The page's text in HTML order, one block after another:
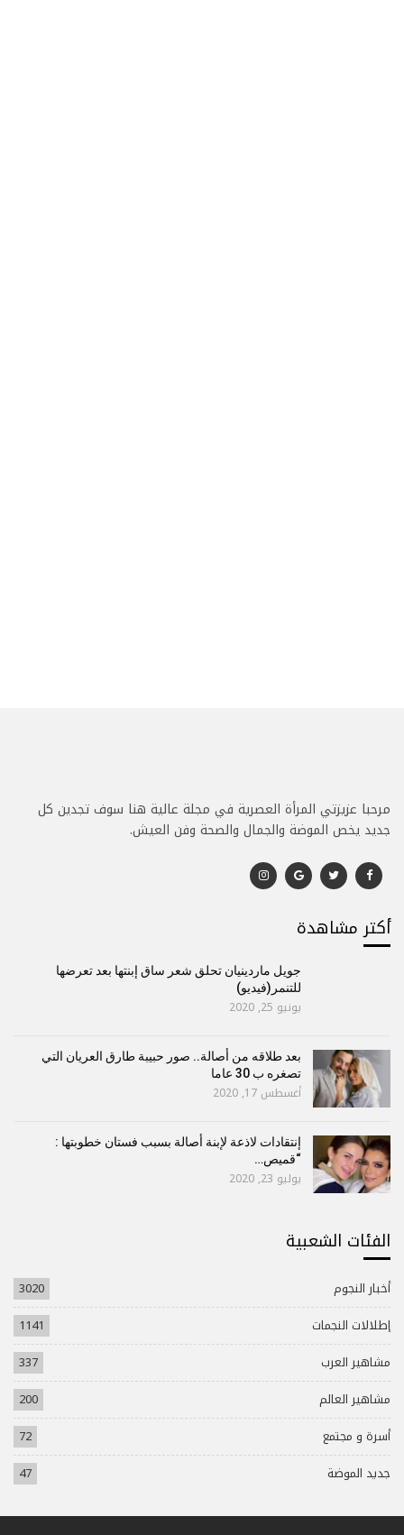
مرحبا عزيزتي المرأة العصرية في مجلة عالية هنا سوف تجدين كل
جديد يخص الموضة والجمال والصحة وفن العيش.
أكتر مشاهدة
جويل ماردينيان تحلق شعر ساق إبنتها بعد تعرضها
للتنمر(فيديو)
يونيو 25, 2020
بعد طلاقه من أصالة.. صور حبيبة طارق العريان التي
تصغره ب 30 عاما
أغسطس 17, 2020
إنتقادات لاذعة لإبنة أصالة بسبب فستان خطوبتها :
“قميص…
يوليو 23, 2020
الفئات الشعبية
أخبار النجوم
3020
إطلالات النجمات
1141
مشاهير العرب
337
مشاهير العالم
200
أسرة و مجتمع
72
جديد الموضة
47